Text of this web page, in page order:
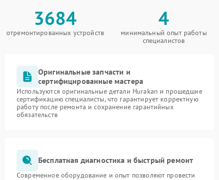
3684
отремонтированных устройств
4
минимальный опыт работы
специалистов
Оригинальные запчасти и
сертифицированные мастера
Используются оригинальные детали Hurakan и прошедшие
сертификацию специалисты, что гарантирует корректную
работу после ремонта и сохранение гарантийных
обязательств
Бесплатная диагностика и быстрый ремонт
Современное оборудование и опыт позволяют провести